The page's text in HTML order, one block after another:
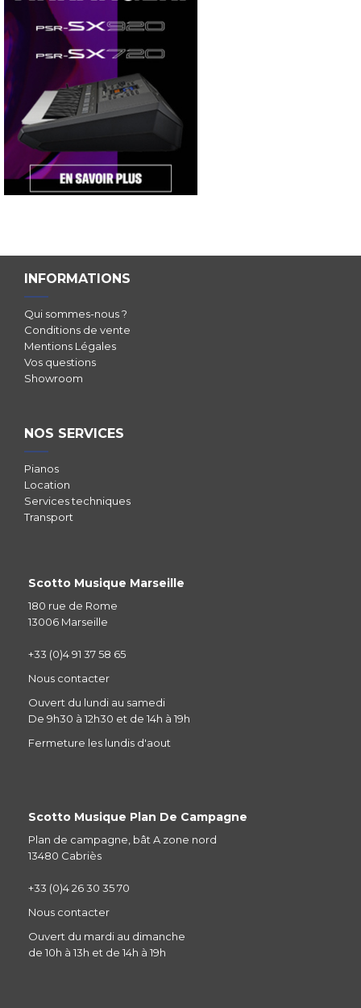
INFORMATIONS
Qui sommes-nous ?
Conditions de vente
Mentions Légales
Vos questions
Showroom
NOS SERVICES
Pianos
Location
Services techniques
Transport
Scotto Musique Marseille
180 rue de Rome
13006 Marseille
+33 (0)4 91 37 58 65
Nous contacter
Ouvert du lundi au samedi
De 9h30 à 12h30 et de 14h à 19h
Fermeture les lundis d'aout
Scotto Musique Plan De Campagne
Plan de campagne, bât A zone nord
13480 Cabriès
+33 (0)4 26 30 35 70
Nous contacter
Ouvert du mardi au dimanche
de 10h à 13h et de 14h à 19h